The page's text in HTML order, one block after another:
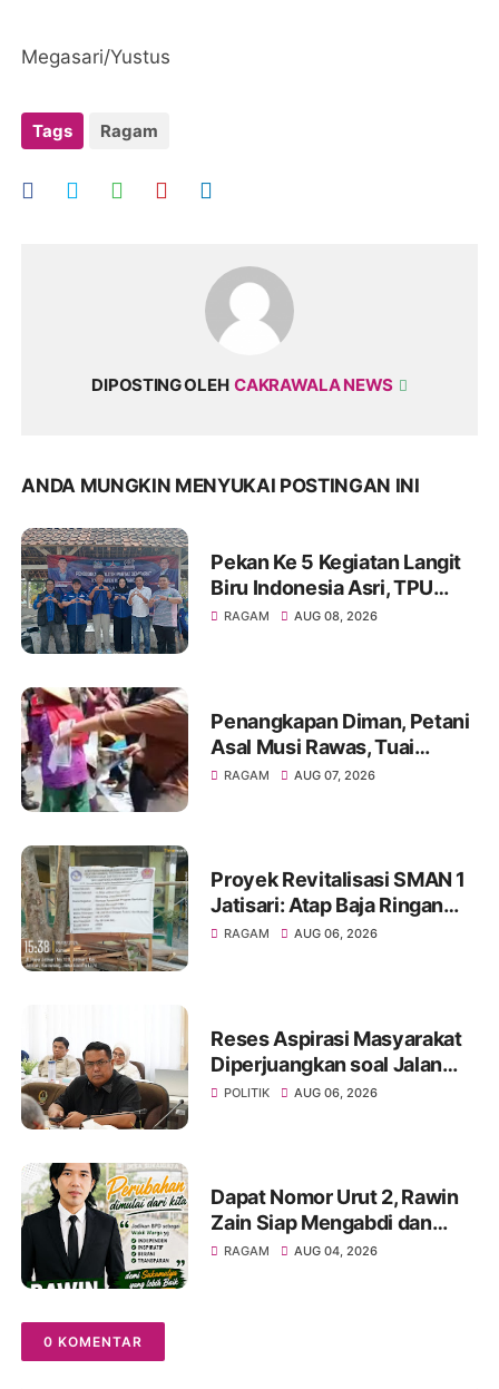
Megasari/Yustus
Tags Ragam
DIPOSTING OLEH CAKRAWALA NEWS
ANDA MUNGKIN MENYUKAI POSTINGAN INI
Pekan Ke 5 Kegiatan Langit
Biru Indonesia Asri, TPU
Leuweung Djati Jadi Lokasi
RAGAM AUG 08, 2026
Penangkapan Diman, Petani
Asal Musi Rawas, Tuai
Sorotan Warga
RAGAM AUG 07, 2026
Proyek Revitalisasi SMAN 1
Jatisari: Atap Baja Ringan
Campur Paku & Dynabold,
RAGAM AUG 06, 2026
Reses Aspirasi Masyarakat
Diperjuangkan soal Jalan
Pangala-Baruppu Rusak
POLITIK AUG 06, 2026
Dapat Nomor Urut 2, Rawin
Zain Siap Mengabdi dan
Perjuangkan Aspirasi Warga
RAGAM AUG 04, 2026
0 KOMENTAR